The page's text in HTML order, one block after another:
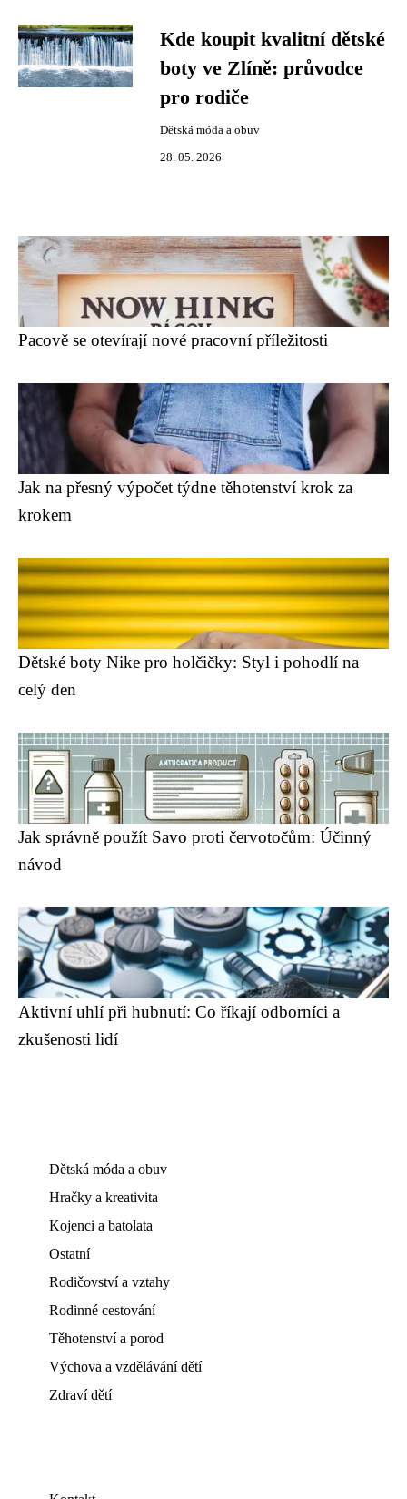
Kde koupit kvalitní dětské
boty ve Zlíně: průvodce
pro rodiče
Dětská móda a obuv
28. 05. 2026
Pacově se otevírají nové pracovní příležitosti
Jak na přesný výpočet týdne těhotenství krok za
krokem
Dětské boty Nike pro holčičky: Styl i pohodlí na
celý den
Jak správně použít Savo proti červotočům: Účinný
návod
Aktivní uhlí při hubnutí: Co říkají odborníci a
zkušenosti lidí
Dětská móda a obuv
Hračky a kreativita
Kojenci a batolata
Ostatní
Rodičovství a vztahy
Rodinné cestování
Těhotenství a porod
Výchova a vzdělávání dětí
Zdraví dětí